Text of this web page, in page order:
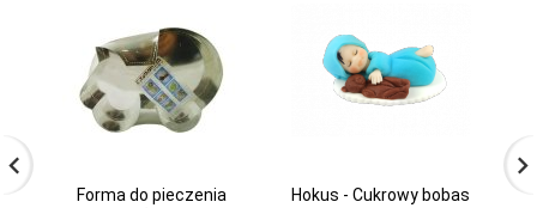
Forma do pieczenia
Hokus - Cukrowy bobas